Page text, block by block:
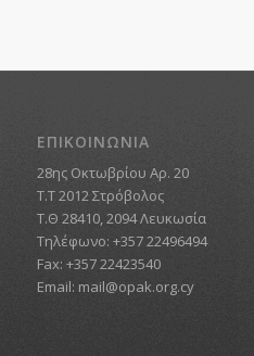
ΕΠΙΚΟΙΝΩΝΙΑ
28ης Οκτωβρίου Αρ. 20
Τ.Τ 2012 Στρόβολος
Τ.Θ 28410, 2094 Λευκωσία
Τηλέφωνο: +357 22496494
Fax: +357 22423540
Email: mail@opak.org.cy